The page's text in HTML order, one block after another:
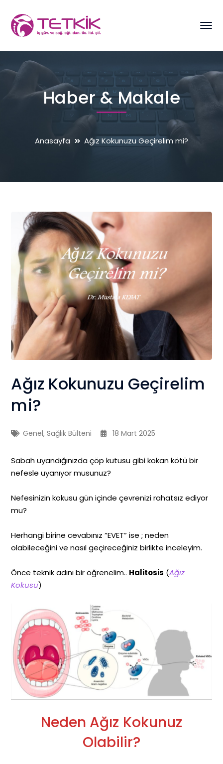
Haber & Makale
Anasayfa Ağız Kokunuzu Geçirelim mi?
Ağız Kokunuzu Geçirelim
mi?
Genel,Sağlık Bülteni 18 Mart 2025
Sabah uyandığınızda çöp kutusu gibi kokan kötü bir
nefesle uyanıyor musunuz?
Nefesinizin kokusu gün içinde çevrenizi rahatsız ediyor
mu?
Herhangi birine cevabınız ”EVET” ise ; neden
olabileceğini ve nasıl geçireceğiniz birlikte inceleyim.
Önce teknik adını bir öğrenelim.. Halitosis (Ağız
Kokusu)
Neden Ağız Kokunuz
Olabilir?